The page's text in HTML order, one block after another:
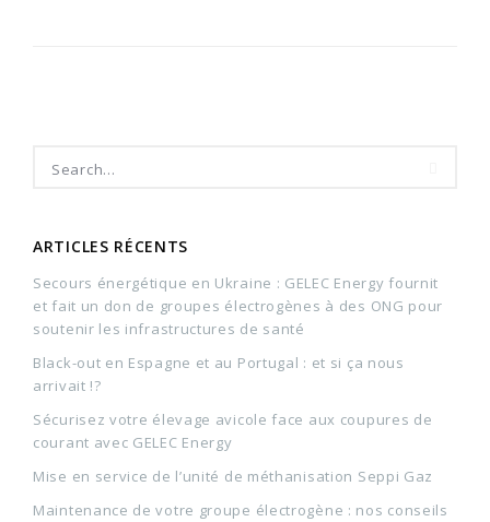
ARTICLES RÉCENTS
Secours énergétique en Ukraine : GELEC Energy fournit
et fait un don de groupes électrogènes à des ONG pour
soutenir les infrastructures de santé
Black-out en Espagne et au Portugal : et si ça nous
arrivait !?
Sécurisez votre élevage avicole face aux coupures de
courant avec GELEC Energy
Mise en service de l’unité de méthanisation Seppi Gaz
Maintenance de votre groupe électrogène : nos conseils